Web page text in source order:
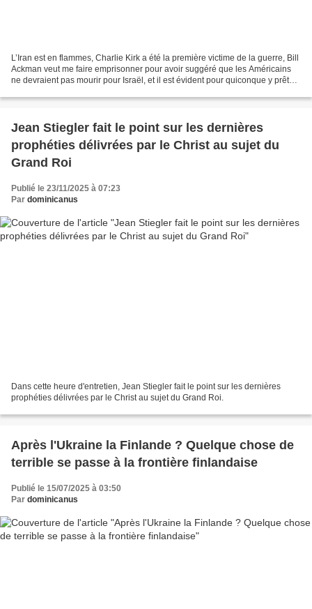
L’Iran est en flammes, Charlie Kirk a été la première victime de la guerre, Bill
Ackman veut me faire emprisonner pour avoir suggéré que les Américains
ne devraient pas mourir pour Israël, et il est évident pour quiconque y prête
Jean Stiegler fait le point sur les dernières
prophéties délivrées par le Christ au sujet du
Grand Roi
Publié le 23/11/2025 à 07:23
Par dominicanus
Dans cette heure d'entretien, Jean Stiegler fait le point sur les dernières
prophéties délivrées par le Christ au sujet du Grand Roi.
Après l'Ukraine la Finlande ? Quelque chose de
terrible se passe à la frontière finlandaise
Publié le 15/07/2025 à 03:50
Par dominicanus